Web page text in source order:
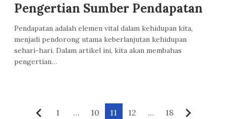
Pengertian Sumber Pendapatan
Pendapatan adalah elemen vital dalam kehidupan kita,
menjadi pendorong utama keberlanjutan kehidupan
sehari-hari. Dalam artikel ini, kita akan membahas
pengertian…
PaginasiSebelumnya
1 … 10 11 12 … 18